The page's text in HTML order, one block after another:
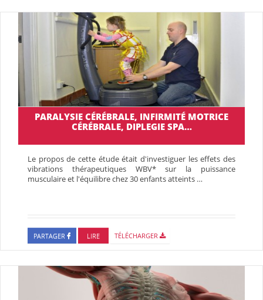
PARALYSIE CÉRÉBRALE, INFIRMITÉ MOTRICE
CÉRÉBRALE, DIPLEGIE SPA…
Le propos de cette étude était d'investiguer les effets des
vibrations thérapeutiques WBV* sur la puissance
musculaire et l'équilibre chez 30 enfants atteints …
PARTAGER LIRE TÉLÉCHARGER